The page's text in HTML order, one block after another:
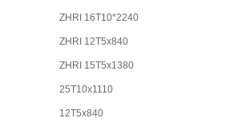
ZHRI 16T10*2240
ZHRI 12T5x840
ZHRI 15T5x1380
25T10x1110
12T5x840